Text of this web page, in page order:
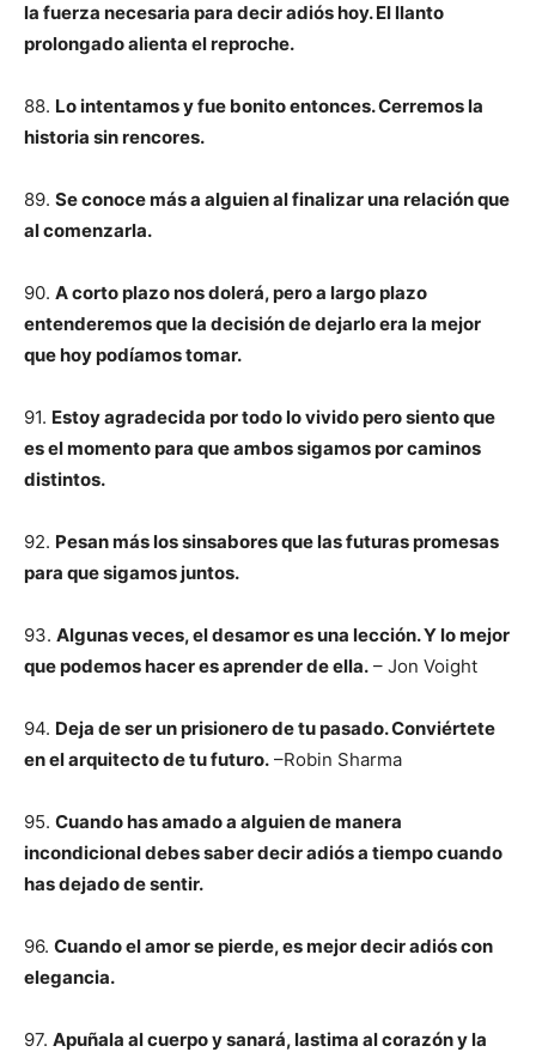
la fuerza necesaria para decir adiós hoy. El llanto
prolongado alienta el reproche.
88. Lo intentamos y fue bonito entonces. Cerremos la
historia sin rencores.
89. Se conoce más a alguien al finalizar una relación que
al comenzarla.
90. A corto plazo nos dolerá, pero a largo plazo
entenderemos que la decisión de dejarlo era la mejor
que hoy podíamos tomar.
91. Estoy agradecida por todo lo vivido pero siento que
es el momento para que ambos sigamos por caminos
distintos.
92. Pesan más los sinsabores que las futuras promesas
para que sigamos juntos.
93. Algunas veces, el desamor es una lección. Y lo mejor
que podemos hacer es aprender de ella. – Jon Voight
94. Deja de ser un prisionero de tu pasado. Conviértete
en el arquitecto de tu futuro. –Robin Sharma
95. Cuando has amado a alguien de manera
incondicional debes saber decir adiós a tiempo cuando
has dejado de sentir.
96. Cuando el amor se pierde, es mejor decir adiós con
elegancia.
97. Apuñala al cuerpo y sanará, lastima al corazón y la